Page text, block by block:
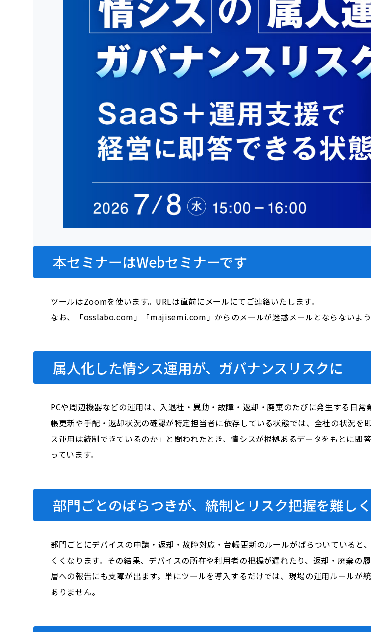
本セミナーはWebセミナーです
ツールはZoomを使います。URLは直前にメールにてご連絡いたします。
なお、「osslabo.com」「majisemi.com」からのメールが迷惑メールとならないよう
属人化した情シス運用が、ガバナンスリスクに
PCや周辺機器などの運用は、入退社・異動・故障・返却・廃棄のたびに発生する日
帳更新や手配・返却状況の確認が特定担当者に依存している状態では、全社の状況を
ス運用は統制できているのか」と問われたとき、情シスが根拠あるデータをもとに
っています。
部門ごとのばらつきが、統制とリスク把握を難し
部門ごとにデバイスの申請・返却・故障対応・台帳更新のルールがばらついている
くくなります。その結果、デバイスの所在や利用者の把握が遅れたり、返却・廃棄の
層への報告にも支障が出ます。単にツールを導入するだけでは、現場の運用ルールが
ありません。